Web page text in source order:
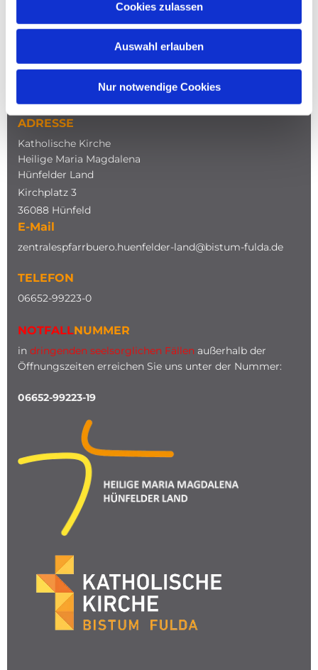
Cookies zulassen
Auswahl erlauben
Nur notwendige Cookies
NAVIGATION
ADRESSE
Katholische Kirche
Heilige Maria Magdalena
Hünfelder Land
Kirchplatz 3
36088 Hünfeld
E-Mail
zentralespfarrbuero.huenfelder-land@bistum-fulda.de
TELEFON
06652-99223-0
NOTFALLNUMMER
in dringenden seelsorglichen Fällen außerhalb der
Öffnungszeiten erreichen Sie uns unter der Nummer:
06652-99223-19